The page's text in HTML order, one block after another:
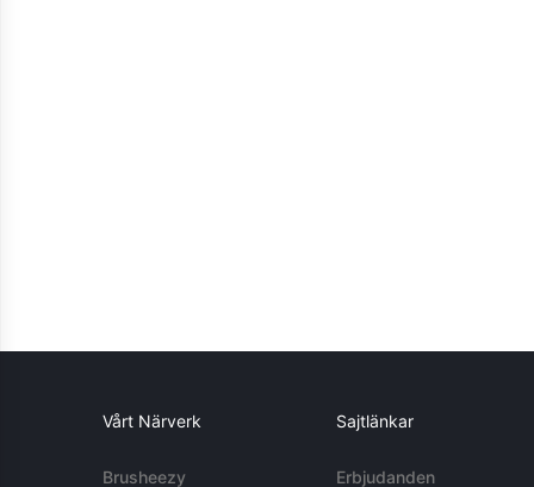
Vårt Närverk
Brusheezy
Sajtlänkar
Erbjudanden